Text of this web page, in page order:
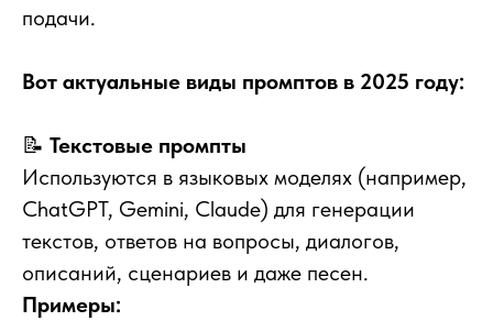
подачи.
Вот актуальные виды промптов в 2025 году:
📝 Текстовые промпты
Используются в языковых моделях (например,
ChatGPT, Gemini, Claude) для генерации
текстов, ответов на вопросы, диалогов,
описаний, сценариев и даже песен.
Примеры: